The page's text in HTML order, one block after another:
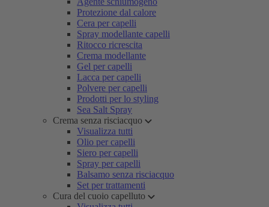
Protezione dal calore
Cera per capelli
Spray modellante capelli
Ritocco ricrescita
Crema modellante
Gel per capelli
Lacca per capelli
Polvere per capelli
Prodotti per lo styling
Sea Salt Spray
Crema senza risciacquo
Visualizza tutti
Olio per capelli
Siero per capelli
Spray per capelli
Balsamo senza risciacquo
Set per trattamenti
Cura del cuoio capelluto